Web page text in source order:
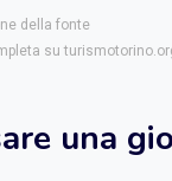
della fonte
su
una